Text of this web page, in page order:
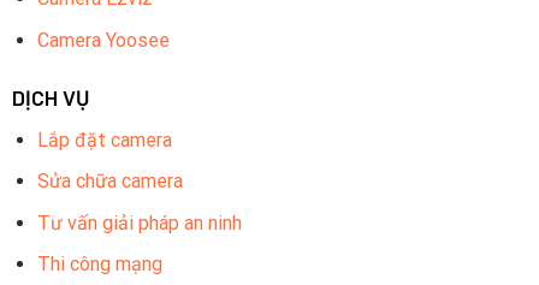
Camera Yoosee
DỊCH VỤ
Lắp đặt camera
Sửa chữa camera
Tư vấn giải pháp an ninh
Thi công mạng